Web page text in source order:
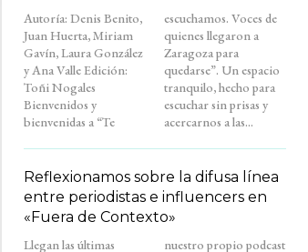
Autoría: Denis Benito,
Juan Huerta, Miriam
Gavín, Laura González
y Ana Valle Edición:
Toñi Nogales
Bienvenidos y
bienvenidas a “Te
escuchamos. Voces de
quienes llegaron a
Zaragoza para
quedarse”. Un espacio
tranquilo, hecho para
escuchar sin prisas y
acercarnos a las...
Reflexionamos sobre la difusa línea
entre periodistas e influencers en
«Fuera de Contexto»
Llegan las últimas
nuestro propio podcast